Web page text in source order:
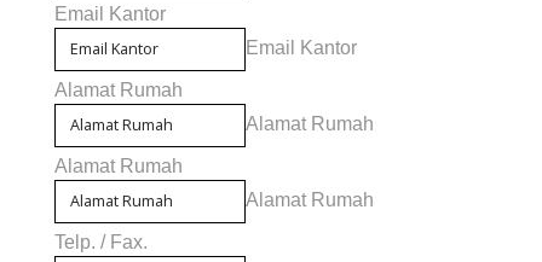
Email Kantor
Email Kantor
Alamat Rumah
Alamat Rumah
Alamat Rumah
Alamat Rumah
Telp. / Fax.